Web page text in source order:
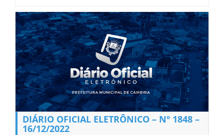
DIÁRIO OFICIAL ELETRÔNICO – Nº 1848 –
16/12/2022